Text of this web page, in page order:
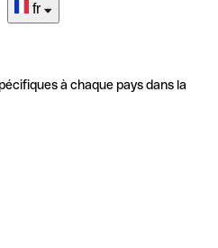
fr
à chaque pays dans la